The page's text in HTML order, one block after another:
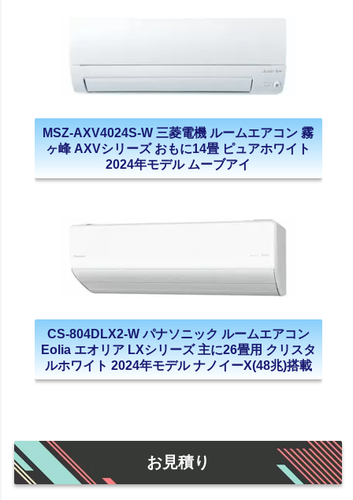
MSZ-AXV4024S-W 三菱電機 ルームエアコン 霧
ヶ峰 AXVシリーズ おもに14畳 ピュアホワイト
2024年モデル ムーブアイ
CS-804DLX2-W パナソニック ルームエアコン
Eolia エオリア LXシリーズ 主に26畳用 クリスタ
ルホワイト 2024年モデル ナノイーX(48兆)搭載
お見積り